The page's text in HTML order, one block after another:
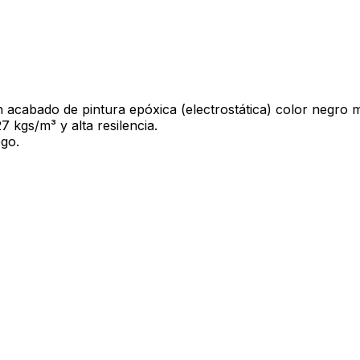
de pintura epóxica (electrostática) color negro
kgs/m³ y alta resilencia.